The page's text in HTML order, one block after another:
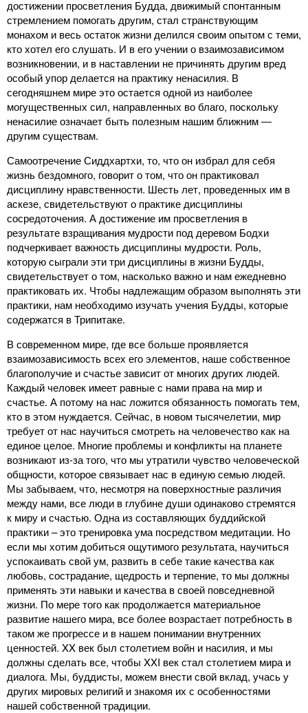
достижении просветления Будда, движимый спонтанным
стремлением помогать другим, стал странствующим
монахом и весь остаток жизни делился своим опытом с теми,
кто хотел его слушать. И в его учении о взаимозависимом
возникновении, и в наставлении не причинять другим вред
особый упор делается на практику ненасилия. В
сегодняшнем мире это остается одной из наиболее
могущественных сил, направленных во благо, поскольку
ненасилие означает быть полезным нашим ближним ―
другим существам.
Самоотречение Сиддхартхи, то, что он избрал для себя
жизнь бездомного, говорит о том, что он практиковал
дисциплину нравственности. Шесть лет, проведенных им в
аскезе, свидетельствуют о практике дисциплины
сосредоточения. А достижение им просветления в
результате взращивания мудрости под деревом Бодхи
подчеркивает важность дисциплины мудрости. Роль,
которую сыграли эти три дисциплины в жизни Будды,
свидетельствует о том, насколько важно и нам ежедневно
практиковать их. Чтобы надлежащим образом выполнять эти
практики, нам необходимо изучать учения Будды, которые
содержатся в Трипитаке.
В современном мире, где все больше проявляется
взаимозависимость всех его элементов, наше собственное
благополучие и счастье зависит от многих других людей.
Каждый человек имеет равные с нами права на мир и
счастье. А потому на нас ложится обязанность помогать тем,
кто в этом нуждается. Сейчас, в новом тысячелетии, мир
требует от нас научиться смотреть на человечество как на
единое целое. Многие проблемы и конфликты на планете
возникают из-за того, что мы утратили чувство человеческой
общности, которое связывает нас в единую семью людей.
Мы забываем, что, несмотря на поверхностные различия
между нами, все люди в глубине души одинаково стремятся
к миру и счастью. Одна из составляющих буддийской
практики – это тренировка ума посредством медитации. Но
если мы хотим добиться ощутимого результата, научиться
успокаивать свой ум, развить в себе такие качества как
любовь, сострадание, щедрость и терпение, то мы должны
применять эти навыки и качества в своей повседневной
жизни. По мере того как продолжается материальное
развитие нашего мира, все более возрастает потребность в
таком же прогрессе и в нашем понимании внутренних
ценностей. XX век был столетием войн и насилия, и мы
должны сделать все, чтобы XXI век стал столетием мира и
диалога. Мы, буддисты, можем внести свой вклад, учась у
других мировых религий и знакомя их с особенностями
нашей собственной традиции.